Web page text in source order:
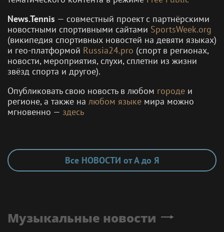
News.Tennis — совместный проект с партнёрскими
новостными спортивными сайтами SportsWeek.org
(википедия спортивных новостей на девяти языках)
и гео-платформой Russia24.pro (спорт в регионах,
новости, мероприятия, слухи, сплетни из жизни
звёзд спорта и другое).
Опубликовать свою новость в любом городе и
регионе, а также на любом языке мира можно
мгновенно — здесь
Все НОВОСТИ от А до Я
Музыкальные новости